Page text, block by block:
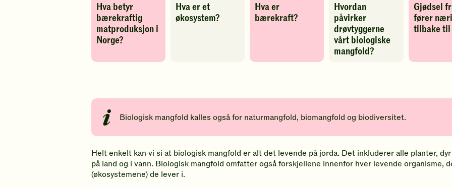
Hva betyr
bærekraftig
matproduksjon i
Norge?
favoritter
Hva er et
økosystem?
favoritterHva er
bærekraft?
Hvordan
påvirker
drøvtyggerne
vårt biologiske
mangfold?
favoritter
Gjødsel
fører
tilbake
Biologisk mangfold kalles også for naturmangfold, biomangfold og biodiversitet.
Helt enkelt kan vi si at biologisk mangfold er alt det levende på jorda. Det inkluderer alle planter,
på land og i vann. Biologisk mangfold omfatter også forskjellene innenfor hver levende organisme,
(økosystemene) de lever i.